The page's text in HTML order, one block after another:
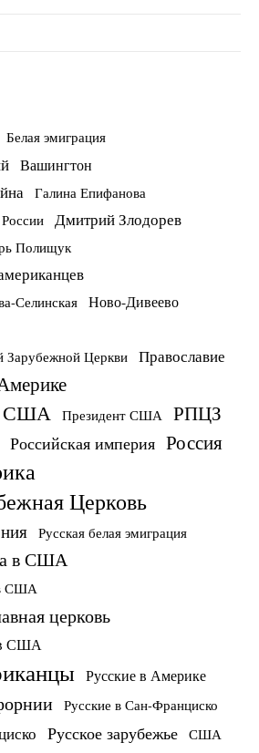
Белая эмиграция
Вашингтон
Галина Епифанова
Дмитрий Злодорев
Полищук
Селинская Ново-Дивеево
Зарубежной Церкви Православие
США Президент США РПЦЗ
Российская империя Россия
Церковь
Русская белая эмиграция
в США
в США
церковь
в США
Русские в Америке
Русские в Сан-Франциско
Русское зарубежье США